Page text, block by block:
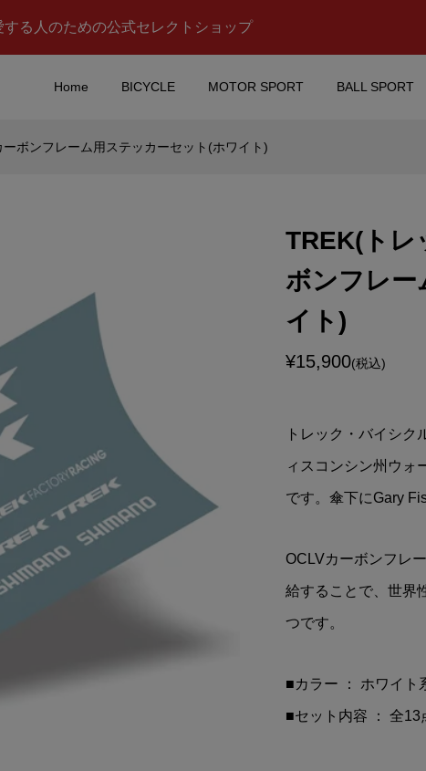
る人のための公式セレクトショップ
Home BICYCLE MOTOR SPORT BALL SPORT
¥1,000(税込)
ブンアップ)スタッキ
込)
Valentino Rossi(バレン
ーノロッシ)iPhoneカバー
¥7,980(税込)
PREMIUM
トミカプレミアム
テッド)TOKYO M...
(税込)
マグ
¥748 (税込)
ボンフレーム用ステッカーセット(ホワイト)
TREK(トレ
ボンフレー
イト)
¥15,900(税込)
トレック・バイシク
ィスコンシン州ウォ
です。傘下にGary
OCLVカーボンフレ
給することで、世界
つです。
■カラー ： ホワイト
■セット内容 ： 全13